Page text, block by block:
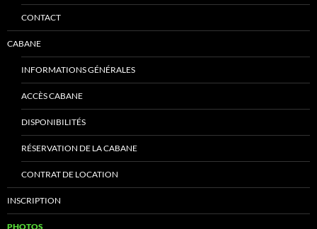
CONTACT
CABANE
INFORMATIONS GÉNÉRALES
ACCÈS CABANE
DISPONIBILITÉS
RÉSERVATION DE LA CABANE
CONTRAT DE LOCATION
INSCRIPTION
PHOTOS